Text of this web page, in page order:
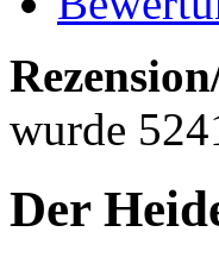
wurde
Der